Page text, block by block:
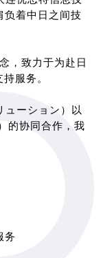
负着中日之间技
，致力于为赴日
服务。
ーション）以
的协同合作，我
务